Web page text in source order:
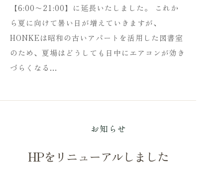
【6:00〜21:00】に延長いたしました。 これか
ら夏に向けて暑い日が増えていきますが、
HONKEは昭和の古いアパートを活用した図書室
のため、夏場はどうしても日中にエアコンが効き
づらくなる…
お知らせ
HPをリニューアルしました